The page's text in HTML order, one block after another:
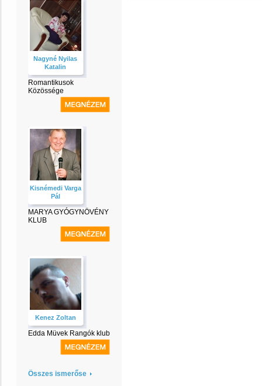
Nagyné Nyilas
Katalin
Romantikusok
Közössége
Kisnémedi Varga
Pál
MARYA GYÓGYNÖVÉNY
KLUB
Kenez Zoltan
Edda Müvek Rangók klub
Összes ismerőse